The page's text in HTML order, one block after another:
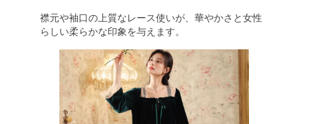
襟元や袖口の上質なレース使いが、華やかさと女性
らしい柔らかな印象を与えます。